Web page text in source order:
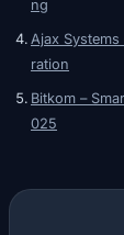
ng
Ajax
ration
Bitkom –
025